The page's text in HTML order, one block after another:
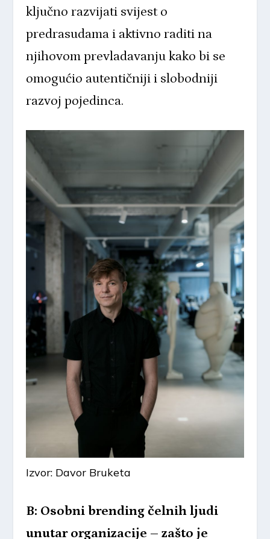
ključno razvijati svijest o
predrasudama i aktivno raditi na
njihovom prevladavanju kako bi se
omogućio autentičniji i slobodniji
razvoj pojedinca.
Izvor: Davor Bruketa
B: Osobni brending čelnih ljudi
unutar organizacije – zašto je